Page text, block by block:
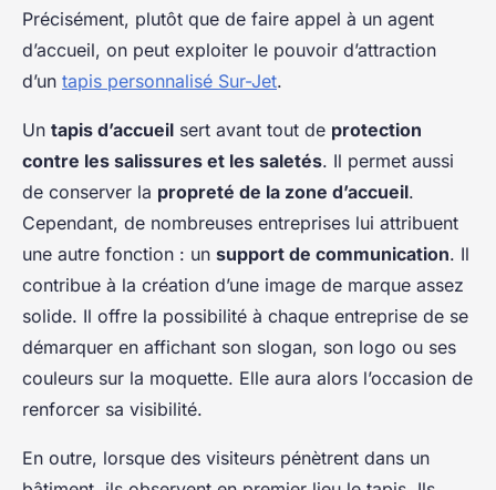
Précisément, plutôt que de faire appel à un agent
d’accueil, on peut exploiter le pouvoir d’attraction
d’un tapis personnalisé Sur-Jet.
Un tapis d’accueil sert avant tout de protection
contre les salissures et les saletés. Il permet aussi
de conserver la propreté de la zone d’accueil.
Cependant, de nombreuses entreprises lui attribuent
une autre fonction : un support de communication. Il
contribue à la création d’une image de marque assez
solide. Il offre la possibilité à chaque entreprise de se
démarquer en affichant son slogan, son logo ou ses
couleurs sur la moquette. Elle aura alors l’occasion de
renforcer sa visibilité.
En outre, lorsque des visiteurs pénètrent dans un